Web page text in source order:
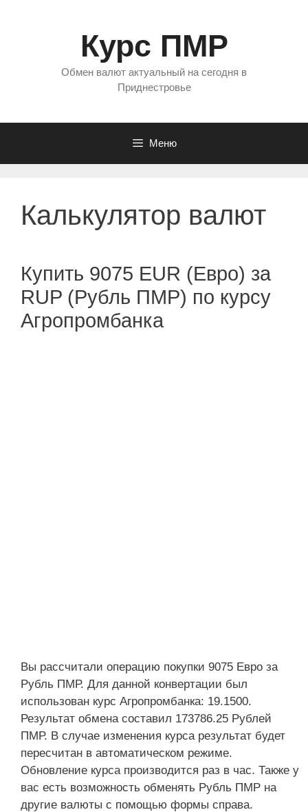
Курс ПМР
Обмен валют актуальный на сегодня в
Приднестровье
Меню
Калькулятор валют
Купить 9075 EUR (Евро) за
RUP (Рубль ПМР) по курсу
Агропромбанка
Вы рассчитали операцию покупки 9075 Евро за
Рубль ПМР. Для данной конвертации был
использован курс Агропромбанка: 19.1500.
Результат обмена составил 173786.25 Рублей
ПМР. В случае изменения курса результат будет
пересчитан в автоматическом режиме.
Обновление курса производится раз в час. Также у
вас есть возможность обменять Рубль ПМР на
другие валюты с помощью формы справа.